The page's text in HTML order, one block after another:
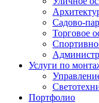
Садово-
Торговое
Услуги по
Портфолио